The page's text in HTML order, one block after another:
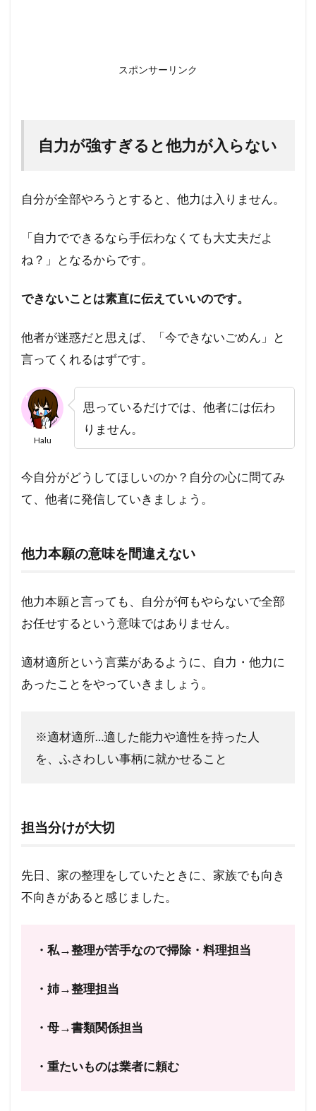
スポンサーリンク
自力が強すぎると他力が入らない
自分が全部やろうとすると、他力は入りません。
「自力でできるなら手伝わなくても大丈夫だよ
ね？」となるからです。
できないことは素直に伝えていいのです。
他者が迷惑だと思えば、「今できないごめん」と
言ってくれるはずです。
Halu
思っているだけでは、他者には伝わ
りません。
今自分がどうしてほしいのか？自分の心に問てみ
て、他者に発信していきましょう。
他力本願の意味を間違えない
他力本願と言っても、自分が何もやらないで全部
お任せするという意味ではありません。
適材適所という言葉があるように、自力・他力に
あったことをやっていきましょう。
※適材適所…適した能力や適性を持った人
を、ふさわしい事柄に就かせること
担当分けが大切
先日、家の整理をしていたときに、家族でも向き
不向きがあると感じました。
・私→整理が苦手なので掃除・料理担当
・姉→整理担当
・母→書類関係担当
・重たいものは業者に頼む